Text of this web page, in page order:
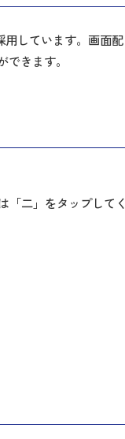
しています。画面配
きます。
「二」をタップしてく